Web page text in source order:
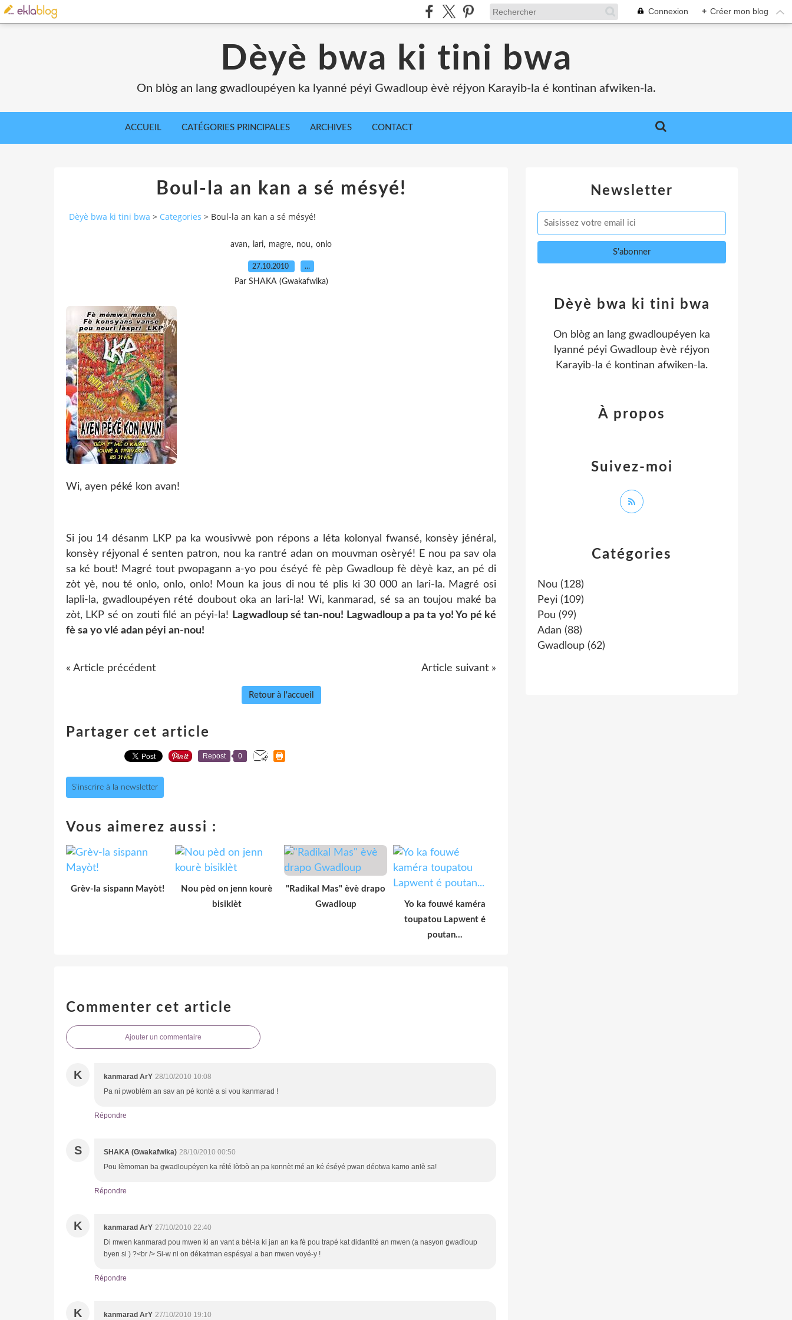
Connexion + Créer mon blog
Dèyè bwa ki tini bwa
On blòg an lang gwadloupéyen ka lyanné péyi Gwadloup èvè réjyon Karayib-la é kontinan afwiken-la.
ACCUEIL CATÉGORIES PRINCIPALES ARCHIVES CONTACT
Boul-la an kan a sé mésyé!
Dèyè bwa ki tini bwa > Categories > Boul-la an kan a sé mésyé!
avan, lari, magre, nou, onlo
27.10.2010 …
Par SHAKA (Gwakafwika)
Wi, ayen péké kon avan!
Si jou 14 désanm LKP pa ka wousivwè pon répons a léta kolonyal fwansé, konsèy jénéral,
konsèy réjyonal é senten patron, nou ka rantré adan on mouvman osèryé! E nou pa sav ola
sa ké bout! Magré tout pwopagann a-yo pou éséyé fè pèp Gwadloup fè dèyè kaz, an pé di
zòt yè, nou té onlo, onlo, onlo! Moun ka jous di nou té plis ki 30 000 an lari-la. Magré osi
lapli-la, gwadloupéyen rété doubout oka an lari-la! Wi, kanmarad, sé sa an toujou maké ba
zòt, LKP sé on zouti filé an péyi-la! Lagwadloup sé tan-nou! Lagwadloup a pa ta yo! Yo pé ké
fè sa yo vlé adan péyi an-nou!
« Article précédent Article suivant »
Retour à l'accueil
Partager cet article
Repost 0
S'inscrire à la newsletter
Vous aimerez aussi :
Grèv-la sispann Mayòt!
Nou pèd on jenn kourè
bisiklèt
"Radikal Mas" èvè drapo
Gwadloup
Yo ka fouwé kaméra
toupatou Lapwent é
poutan...
Commenter cet article
Ajouter un commentaire
K kanmarad ArY 28/10/2010 10:08
Pa ni pwoblèm an sav an pé konté a si vou kanmarad !
Répondre
S SHAKA (Gwakafwika) 28/10/2010 00:50
Pou lèmoman ba gwadloupéyen ka rété lòtbò an pa konnèt mé an ké éséyé pwan déotwa kamo anlè sa!
Répondre
K kanmarad ArY 27/10/2010 22:40
Di mwen kanmarad pou mwen ki an vant a bèt-la ki jan an ka fè pou trapé kat didantité an mwen (a nasyon gwadloup
byen si ) ?<br /> Si-w ni on dékatman espésyal a ban mwen voyé-y !
Répondre
K kanmarad ArY 27/10/2010 19:10
Newsletter
Catégories
Nou (128)
Peyi (109)
Pou (99)
Adan (88)
Gwadloup (62)
Dèyè bwa ki tini bwa
On blòg an lang gwadloupéyen ka
lyanné péyi Gwadloup èvè réjyon
Karayib-la é kontinan afwiken-la.
Suivez-moi
À propos